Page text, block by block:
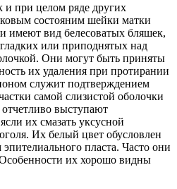
и при целом ряде других
состояним шейки матки
имеют вид белесоватых бляшек,
гладких или приподнятых над
Они могут быть приняты
их удаления при протирании
служит подтверждением
самой слизистой оболочки
отчетливо выступают
их смазать уксусной
Их белый цвет обусловлен
пласта. Часто они
их хорошо видны